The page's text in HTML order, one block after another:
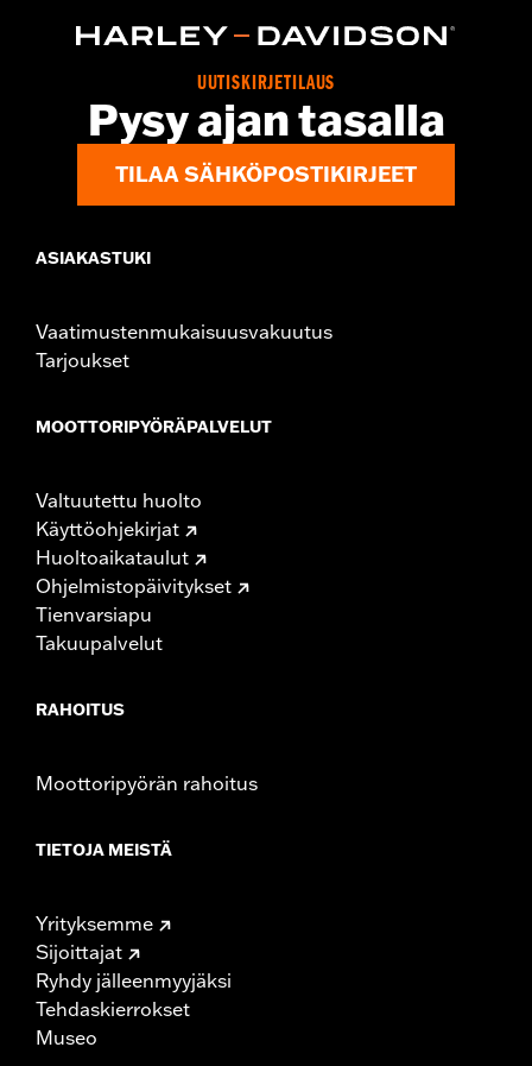
Imported
UUTISKIRJETILAUS
Pysy ajan tasalla
TILAA SÄHKÖPOSTIKIRJEET
ASIAKASTUKI
Vaatimustenmukaisuusvakuutus
Tarjoukset
MOOTTORIPYÖRÄPALVELUT
Valtuutettu huolto
Käyttöohjekirjat
Huoltoaikataulut
Ohjelmistopäivitykset
Tienvarsiapu
Takuupalvelut
RAHOITUS
Moottoripyörän rahoitus
TIETOJA MEISTÄ
Yrityksemme
Sijoittajat
Ryhdy jälleenmyyjäksi
Tehdaskierrokset
Museo